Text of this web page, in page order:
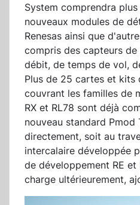
System comprendra
nouveaux modules de
Renesas ainsi que
compris des capteurs
débit, de temps de vol,
Plus de 25 cartes et kits
couvrant les familles de
RX et RL78 sont déjà
nouveau standard Pmod
directement, soit au
intercalaire développée
de développement RE et
charge ultérieurement,